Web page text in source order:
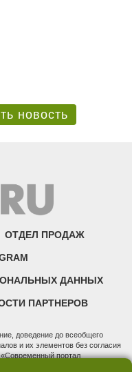
новость
ОТДЕЛ ПРОДАЖ
ДАННЫХ
ПАРТНЕРОВ
доведение до всеобщего
и их элементов без согласия
портал